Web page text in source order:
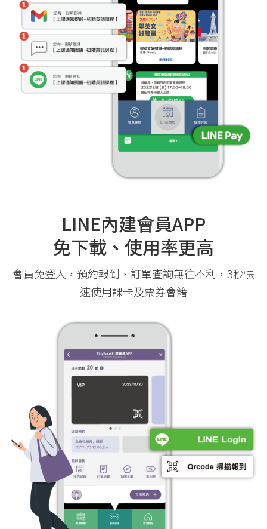
LINE內建會員APP
免下載、使用率更高
會員免登入，預約報到、訂單查詢無往不利，3秒快
速使用課卡及票券會籍